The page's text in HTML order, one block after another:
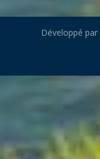
Développé par